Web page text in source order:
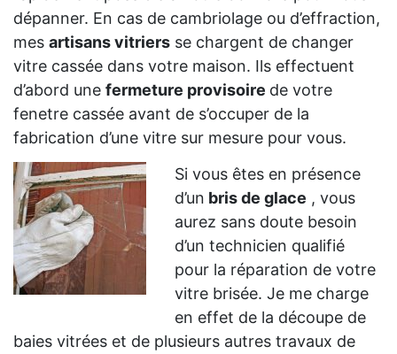
dépanner. En cas de cambriolage ou d’effraction,
mes artisans vitriers se chargent de changer
vitre cassée dans votre maison. Ils effectuent
d’abord une fermeture provisoire de votre
fenetre cassée avant de s’occuper de la
fabrication d’une vitre sur mesure pour vous.
Si vous êtes en présence
d’un bris de glace , vous
aurez sans doute besoin
d’un technicien qualifié
pour la réparation de votre
vitre brisée. Je me charge
en effet de la découpe de
baies vitrées et de plusieurs autres travaux de